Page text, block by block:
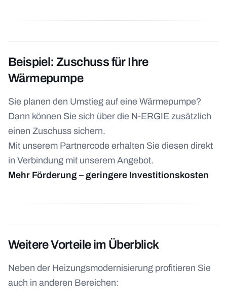
Beispiel: Zuschuss für Ihre
Wärmepumpe
Sie planen den Umstieg auf eine Wärmepumpe?
Dann können Sie sich über die N-ERGIE zusätzlich
einen Zuschuss sichern.
Mit unserem Partnercode erhalten Sie diesen direkt
in Verbindung mit unserem Angebot.
Mehr Förderung – geringere Investitionskosten
Weitere Vorteile im Überblick
Neben der Heizungsmodernisierung profitieren Sie
auch in anderen Bereichen: